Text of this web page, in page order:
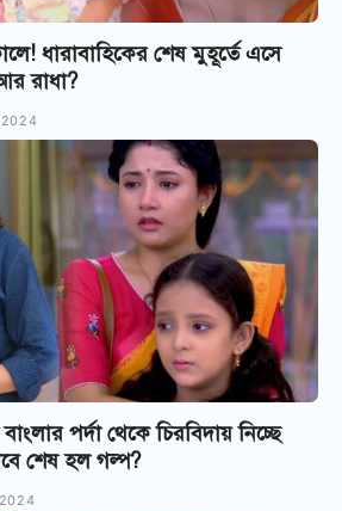
ধারাবাহিকের শেষ মুহূর্তে এসে
রাধা?
পর্দা থেকে চিরবিদায় নিচ্ছে
শেষ হল গল্প?